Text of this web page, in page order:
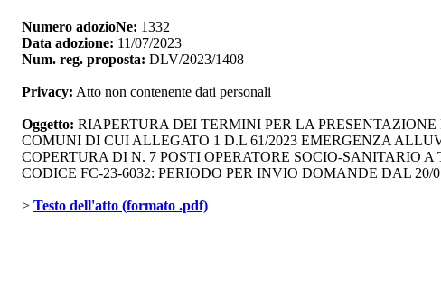
Numero adozioNe: 1332
Data adozione: 11/07/2023
Num. reg. proposta: DLV/2023/1408
Privacy: Atto non contenente dati personali
Oggetto: RIAPERTURA DEI TERMINI PER LA
COMUNI DI CUI ALLEGATO 1 D.L 61/2023 EMERGENZA
COPERTURA DI N. 7 POSTI OPERATORE SOCIO-SANITARIO
CODICE FC-23-6032: PERIODO PER INVIO DOMANDE DAL 20/
> Testo dell'atto (formato .pdf)